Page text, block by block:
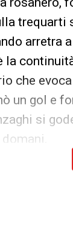
arretra
la
che
un gol e
si
oggi,